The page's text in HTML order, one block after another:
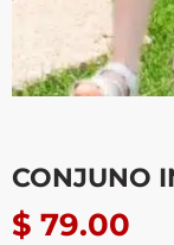
CONJUNO
$ 79.00